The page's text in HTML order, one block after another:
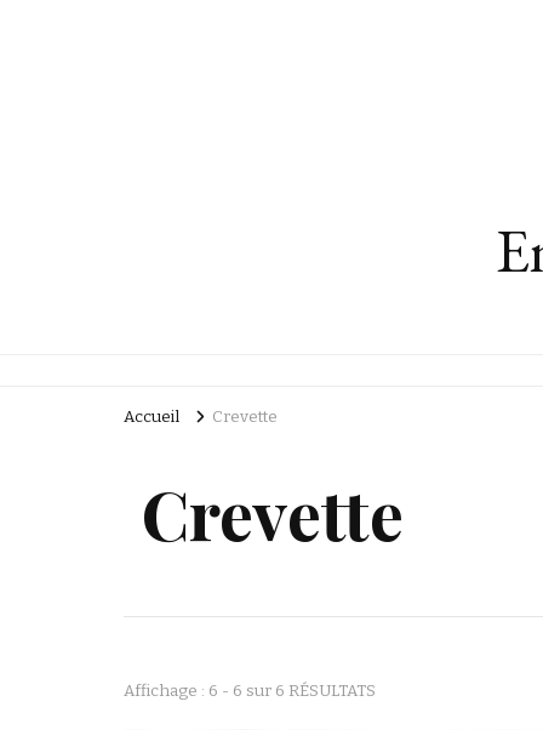
Accueil Crevette
Crevette
Affichage : 6 - 6 sur 6 RÉSULTATS